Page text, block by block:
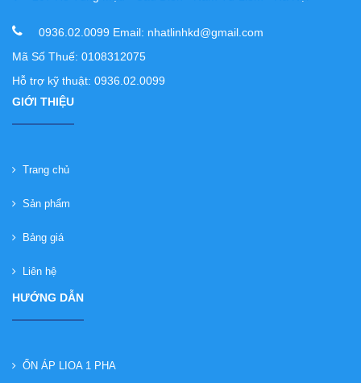
0936.02.0099 Email: nhatlinhkd@gmail.com
Mã Số Thuế: 0108312075
Hỗ trợ kỹ thuật: 0936.02.0099
GIỚI THIỆU
Trang chủ
Sản phẩm
Bảng giá
Liên hệ
HƯỚNG DẪN
ỔN ÁP LIOA 1 PHA